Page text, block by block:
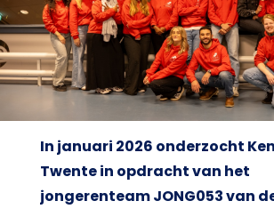
In januari 2026 onderzocht
Twente in opdracht van het
jongerenteam JONG053 van